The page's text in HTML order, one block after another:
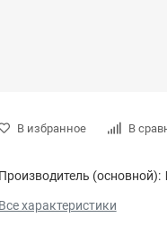
В избранное В
Производитель (основной):
Все характеристики